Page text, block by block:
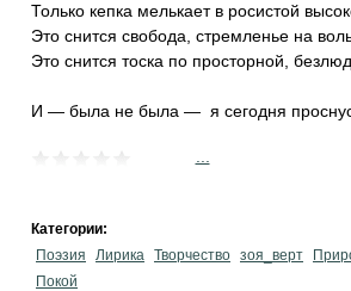
Только кепка мелькает в росистой
Это снится свобода, стремленье на
Это снится тоска по просторной,
И — была не была — я сегодня
Категории:
Поэзия
Лирика Творчество зоя_верт
Покой